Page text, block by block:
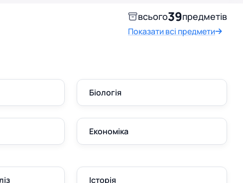
всього39предметів
Показати всі предмети
Біологія
Економіка
Історія